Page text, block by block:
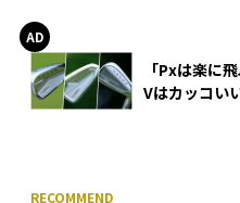
「Pxは楽に
Vはカッコい